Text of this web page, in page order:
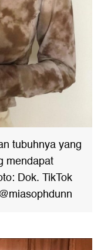
tubuhnya yang
mendapat
Dok. TikTok